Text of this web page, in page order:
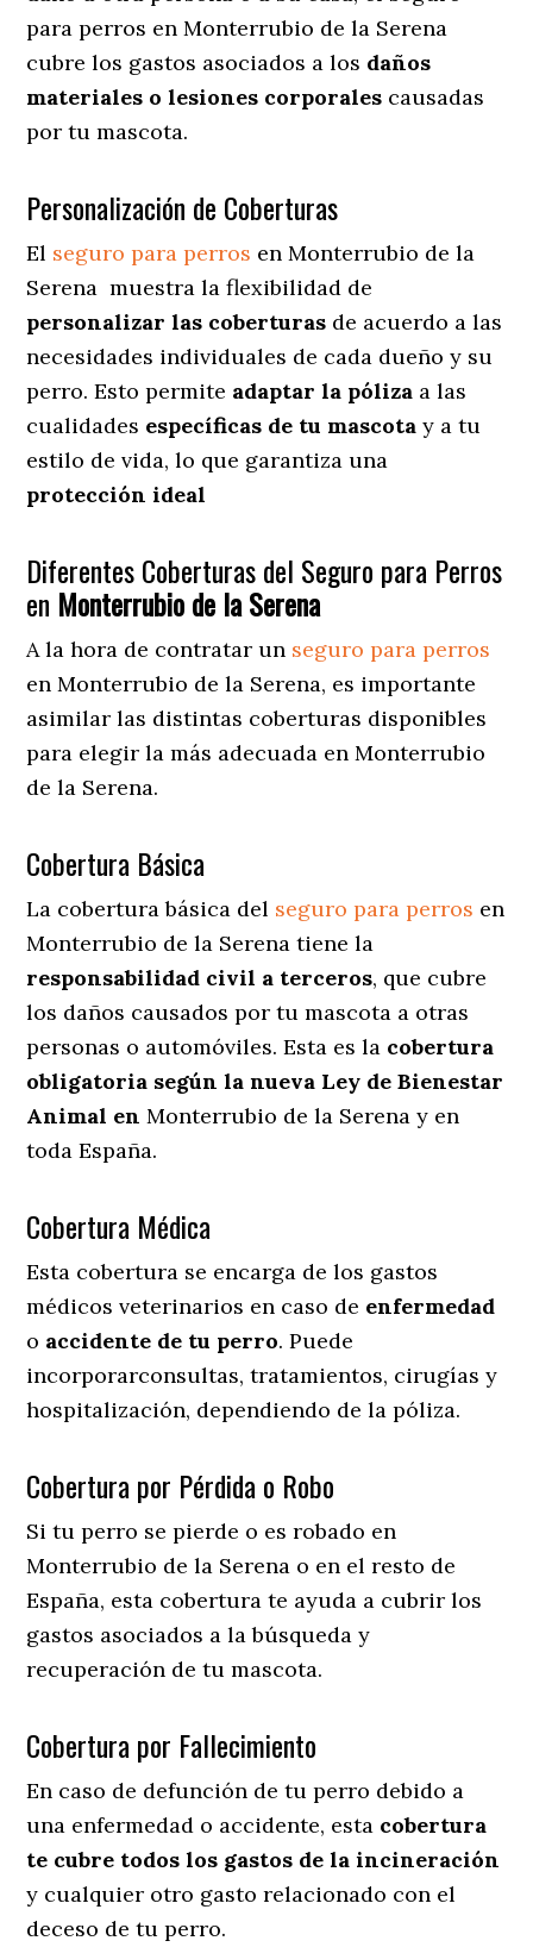
para perros en Monterrubio de la Serena
cubre los gastos asociados a los daños
materiales o lesiones corporales causadas
por tu mascota.
Personalización de Coberturas
El seguro para perros en Monterrubio de la
Serena muestra la flexibilidad de
personalizar las coberturas de acuerdo a las
necesidades individuales de cada dueño y su
perro. Esto permite adaptar la póliza a las
cualidades específicas de tu mascota y a tu
estilo de vida, lo que garantiza una
protección ideal
Diferentes Coberturas del Seguro para Perros
en Monterrubio de la Serena
A la hora de contratar un seguro para perros
en Monterrubio de la Serena, es importante
asimilar las distintas coberturas disponibles
para elegir la más adecuada en Monterrubio
de la Serena.
Cobertura Básica
La cobertura básica del seguro para perros en
Monterrubio de la Serena tiene la
responsabilidad civil a terceros, que cubre
los daños causados por tu mascota a otras
personas o automóviles. Esta es la cobertura
obligatoria según la nueva Ley de Bienestar
Animal en Monterrubio de la Serena y en
toda España.
Cobertura Médica
Esta cobertura se encarga de los gastos
médicos veterinarios en caso de enfermedad
o accidente de tu perro. Puede
incorporarconsultas, tratamientos, cirugías y
hospitalización, dependiendo de la póliza.
Cobertura por Pérdida o Robo
Si tu perro se pierde o es robado en
Monterrubio de la Serena o en el resto de
España, esta cobertura te ayuda a cubrir los
gastos asociados a la búsqueda y
recuperación de tu mascota.
Cobertura por Fallecimiento
En caso de defunción de tu perro debido a
una enfermedad o accidente, esta cobertura
te cubre todos los gastos de la incineración
y cualquier otro gasto relacionado con el
deceso de tu perro.